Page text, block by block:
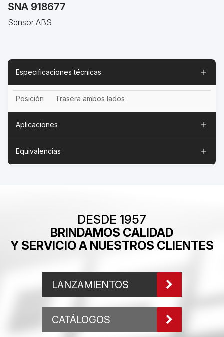
SNA 918677
Sensor ABS
Especificaciones técnicas
Posición Trasera ambos lados
Aplicaciones
Equivalencias
DESDE 1957
BRINDAMOS CALIDAD
Y SERVICIO A NUESTROS CLIENTES
LANZAMIENTOS
CATÁLOGOS